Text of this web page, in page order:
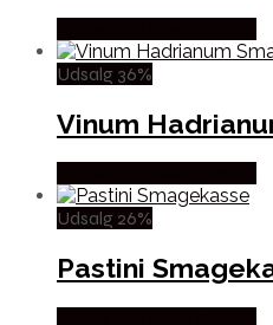
Udsalg 36%
Vinum
Udsalg 26%
Pastini